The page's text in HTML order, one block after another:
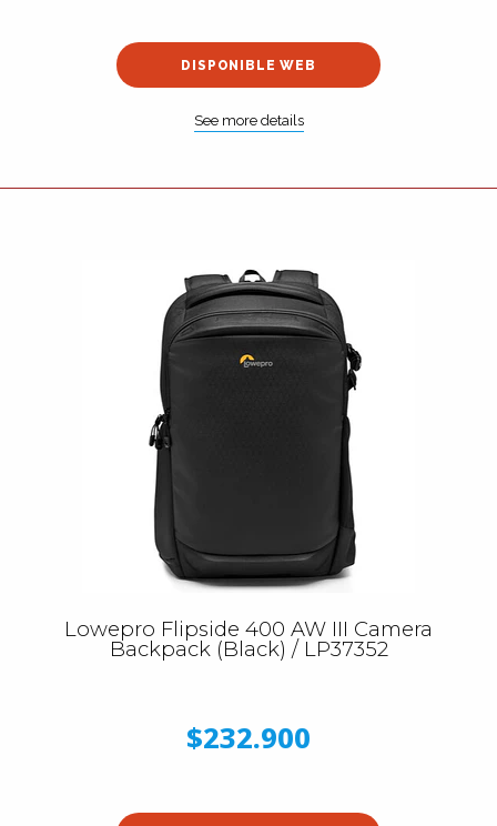
DISPONIBLE WEB
See more details
Lowepro Flipside 400 AW III Camera
Backpack (Black) / LP37352
$232.900